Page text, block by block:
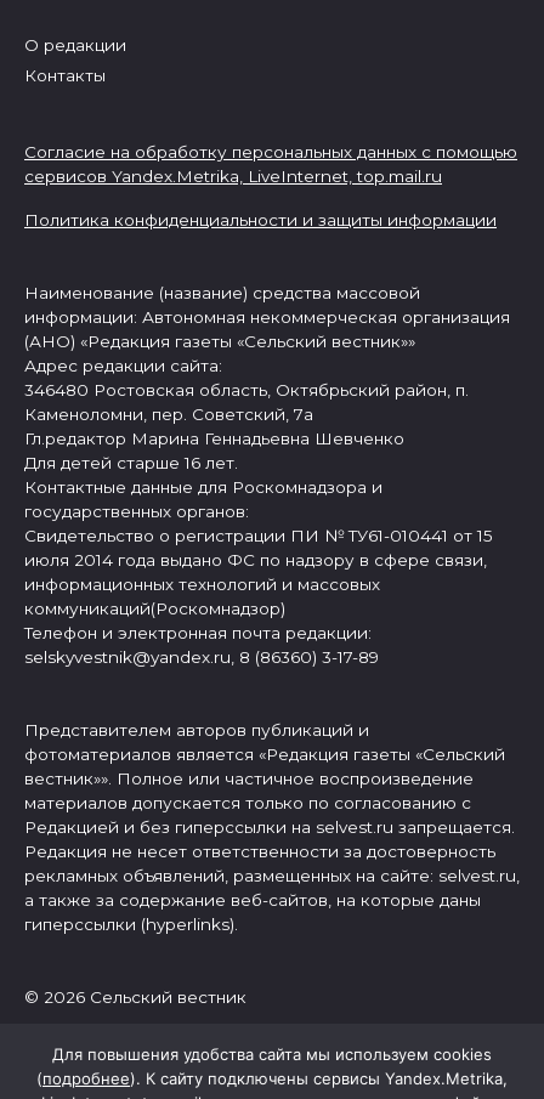
О редакции
Контакты
Согласие на обработку персональных данных с помощью
сервисов Yandex.Metrika, LiveInternet,top.mail.ru
Политика конфиденциальности и защиты информации
Наименование (название) средства массовой
информации: Автономная некоммерческая организация
(АНО) «Редакция газеты «Сельский вестник»»
Адрес редакции сайта:
346480 Ростовская область, Октябрьский район, п.
Каменоломни, пер. Советский, 7а
Гл.редактор Марина Геннадьевна Шевченко
Для детей старше 16 лет.
Контактные данные для Роскомнадзора и
государственных органов:
Свидетельство о регистрации ПИ № ТУ61-010441 от 15
июля 2014 года выдано ФС по надзору в сфере связи,
информационных технологий и массовых
коммуникаций(Роскомнадзор)
Телефон и электронная почта редакции:
selskyvestnik@yandex.ru, 8 (86360) 3-17-89
Представителем авторов публикаций и
фотоматериалов является «Редакция газеты «Сельский
вестник»». Полное или частичное воспроизведение
материалов допускается только по согласованию с
Редакцией и без гиперссылки на selvest.ru запрещается.
Редакция не несет ответственности за достоверность
рекламных объявлений, размещенных на сайте: selvest.ru,
а также за содержание веб-сайтов, на которые даны
гиперссылки (hyperlinks).
© 2026 Сельский вестник
Для повышения удобства сайта мы используем cookies
(подробнее). К сайту подключены сервисы Yandex.Metrika,